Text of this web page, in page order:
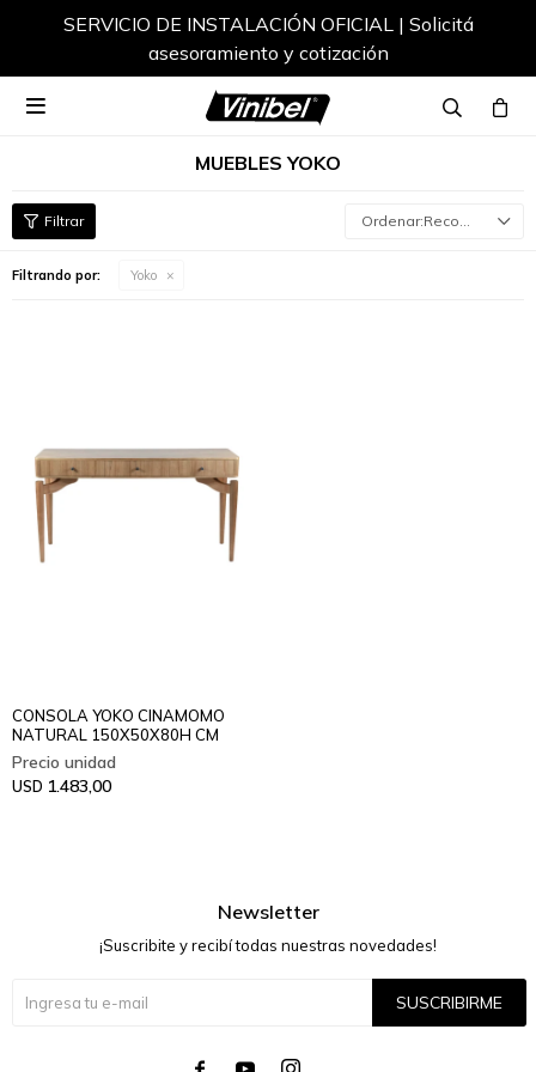
SERVICIO DE INSTALACIÓN OFICIAL | Solicitá
asesoramiento y cotización

MUEBLES YOKO
Recomendados
Filtrando por: Yoko
CONSOLA YOKO CINAMOMO
NATURAL 150X50X80H CM
USD 1.483,00
Newsletter
¡Suscribite y recibí todas nuestras novedades!
SUSCRIBIRME
  